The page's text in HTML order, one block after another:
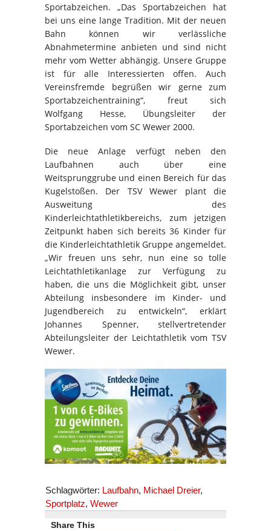
Sportabzeichen. „Das Sportabzeichen hat
bei uns eine lange Tradition. Mit der neuen
Bahn können wir verlässliche
Abnahmetermine anbieten und sind nicht
mehr vom Wetter abhängig. Unsere Gruppe
ist für alle Interessierten offen. Auch
Vereinsfremde begrüßen wir gerne zum
Sportabzeichentraining“, freut sich
Wolfgang Hesse, Übungsleiter der
Sportabzeichen vom SC Wewer 2000.
Die neue Anlage verfügt neben den
Laufbahnen auch über eine
Weitsprunggrube und einen Bereich für das
Kugelstoßen. Der TSV Wewer plant die
Ausweitung des
Kinderleichtathletikbereichs, zum jetzigen
Zeitpunkt haben sich bereits 36 Kinder für
die Kinderleichtathletik Gruppe angemeldet.
„Wir freuen uns sehr, nun eine so tolle
Leichtathletikanlage zur Verfügung zu
haben, die uns die Möglichkeit gibt, unser
Abteilung insbesondere im Kinder- und
Jugendbereich zu entwickeln“, erklärt
Johannes Spenner, stellvertretender
Abteilungsleiter der Leichtathletik vom TSV
Wewer.
Schlagwörter: Laufbahn, Michael Dreier,
Sportplatz, Wewer
Share This